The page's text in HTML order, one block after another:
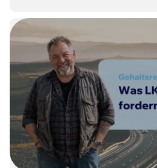
9. Juli 2026